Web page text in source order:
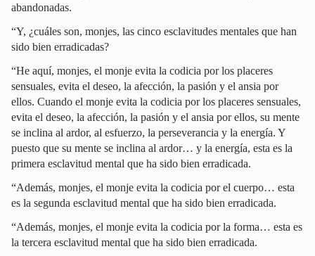
abandonadas.
“Y, ¿cuáles son, monjes, las cinco esclavitudes mentales que han
sido bien erradicadas?
“He aquí, monjes, el monje evita la codicia por los placeres
sensuales, evita el deseo, la afección, la pasión y el ansia por
ellos. Cuando el monje evita la codicia por los placeres sensuales,
evita el deseo, la afección, la pasión y el ansia por ellos, su mente
se inclina al ardor, al esfuerzo, la perseverancia y la energía. Y
puesto que su mente se inclina al ardor… y la energía, esta es la
primera esclavitud mental que ha sido bien erradicada.
“Además, monjes, el monje evita la codicia por el cuerpo… esta
es la segunda esclavitud mental que ha sido bien erradicada.
“Además, monjes, el monje evita la codicia por la forma… esta es
la tercera esclavitud mental que ha sido bien erradicada.